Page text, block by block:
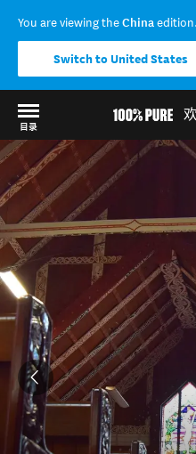
You are viewing theChinaedition.
Switch to United States
目录
Back to my results